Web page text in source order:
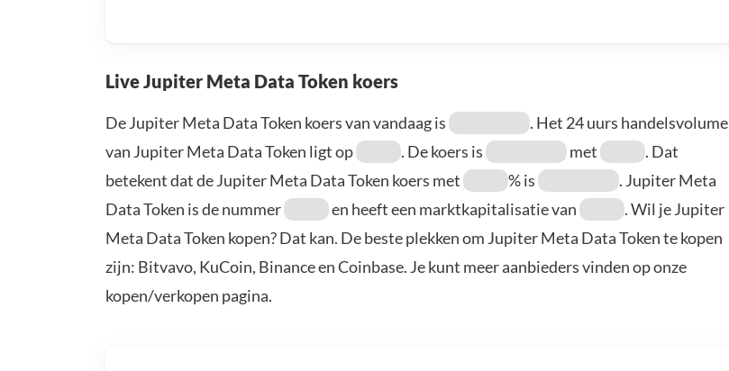
Live Jupiter Meta Data Token koers
De Jupiter Meta Data Token koers van vandaag is
. Het 24 uurs handelsvolume
van Jupiter Meta Data Token ligt op
. De koers is met
. Dat
betekent dat de Jupiter Meta Data Token koers met
% is
. Jupiter Meta
Data Token is de nummer
en heeft een marktkapitalisatie van
. Wil je Jupiter
Meta Data Token kopen? Dat kan. De beste plekken om Jupiter Meta Data Token te kopen
zijn: Bitvavo, KuCoin, Binance en Coinbase. Je kunt meer aanbieders vinden op onze
kopen/verkopen pagina.